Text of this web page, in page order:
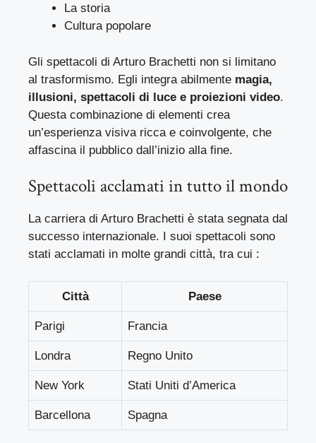
La storia
Cultura popolare
Gli spettacoli di Arturo Brachetti non si limitano
al trasformismo. Egli integra abilmente magia,
illusioni, spettacoli di luce e proiezioni video.
Questa combinazione di elementi crea
un’esperienza visiva ricca e coinvolgente, che
affascina il pubblico dall’inizio alla fine.
Spettacoli acclamati in tutto il mondo
La carriera di Arturo Brachetti è stata segnata dal
successo internazionale. I suoi spettacoli sono
stati acclamati in molte grandi città, tra cui :
Città Paese
Parigi Francia
Londra Regno Unito
New York Stati Uniti d’America
Barcellona Spagna